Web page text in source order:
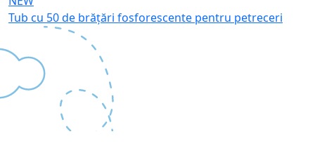
Tub cu 50 de brățări fosforescente pentru petreceri